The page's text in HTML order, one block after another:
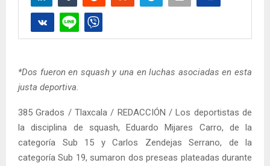
*Dos fueron en squash y una en luchas asociadas en esta
justa deportiva.
385 Grados / Tlaxcala / REDACCIÓN / Los deportistas de
la disciplina de squash, Eduardo Mijares Carro, de la
categoría Sub 15 y Carlos Zendejas Serrano, de la
categoría Sub 19, sumaron dos preseas plateadas durante